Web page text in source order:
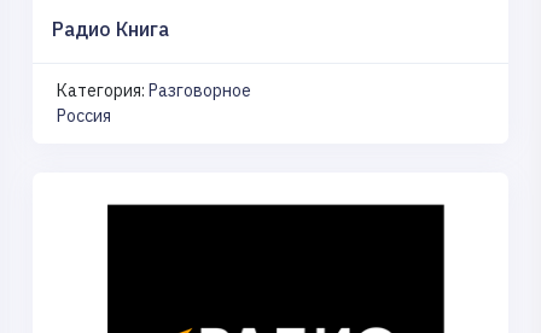
Радио Книга
Категория: Разговорное
Россия